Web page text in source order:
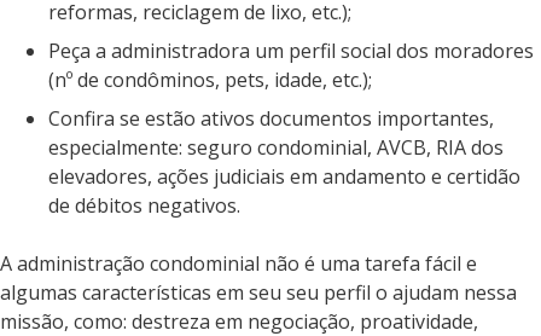
reformas, reciclagem de lixo, etc.);
Peça a administradora um perfil social dos moradores
(nº de condôminos, pets, idade, etc.);
Confira se estão ativos documentos importantes,
especialmente: seguro condominial, AVCB, RIA dos
elevadores, ações judiciais em andamento e certidão
de débitos negativos.
A administração condominial não é uma tarefa fácil e
algumas características em seu seu perfil o ajudam nessa
missão, como: destreza em negociação, proatividade,